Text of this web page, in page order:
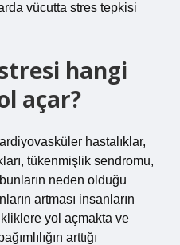
vücutta stres tepkisi
hangi
açar?
hastalıklar,
tükenmişlik sendromu,
neden olduğu
artması insanların
yol açmakta ve
arttığı